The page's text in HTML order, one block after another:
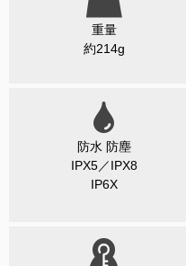
重量
約214g
防水 防塵
IPX5／IPX8
IP6X